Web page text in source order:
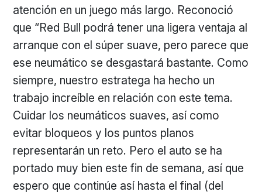
atención en un juego más largo. Reconoció
que “Red Bull podrá tener una ligera ventaja al
arranque con el súper suave, pero parece que
ese neumático se desgastará bastante. Como
siempre, nuestro estratega ha hecho un
trabajo increíble en relación con este tema.
Cuidar los neumáticos suaves, así como
evitar bloqueos y los puntos planos
representarán un reto. Pero el auto se ha
portado muy bien este fin de semana, así que
espero que continúe así hasta el final (del